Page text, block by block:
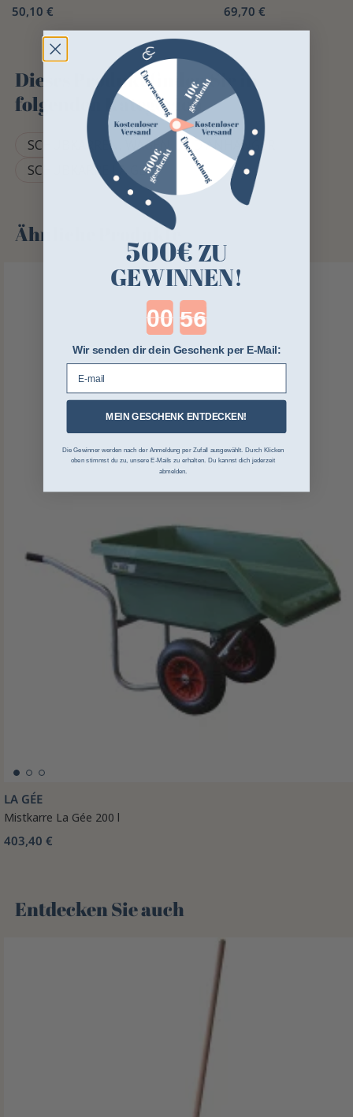
50,10 € 69,70 €
Dieses Produkt finden Sie in
folgenden Kategorien
SCHUBKARREN, WAGEN UND ANHÄNGER
SCHUBKARRE LA GÉE
Ähnliche Produkte
LA GÉE
Mistkarre La Gée 200 l
403,40 €
Entdecken Sie auch 🌻
500€ ZU
GEWINNEN!
Countdown ends in:
Wir senden dir dein Geschenk per E-Mail:
MEIN GESCHENK ENTDECKEN!
Die Gewinner werden nach der Anmeldung per Zufall ausgewählt. Durch Klicken
oben stimmst du zu, unsere E-Mails zu erhalten. Du kannst dich jederzeit
abmelden.